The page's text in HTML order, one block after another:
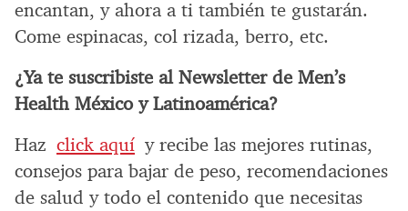
encantan, y ahora a ti también te gustarán.
Come espinacas, col rizada, berro, etc.
¿Ya te suscribiste al Newsletter de Men’s
Health México y Latinoamérica?
Haz click aquí y recibe las mejores rutinas,
consejos para bajar de peso, recomendaciones
de salud y todo el contenido que necesitas